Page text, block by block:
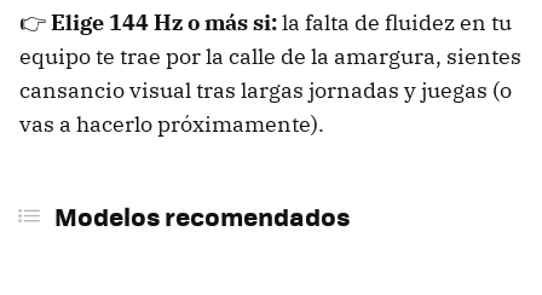
👉Elige 144 Hz o más si:la falta de fluidez en tu
equipo te trae por la calle de la amargura, sientes
cansancio visual tras largas jornadas y juegas (o
vas a hacerlo próximamente).
Modelos recomendados